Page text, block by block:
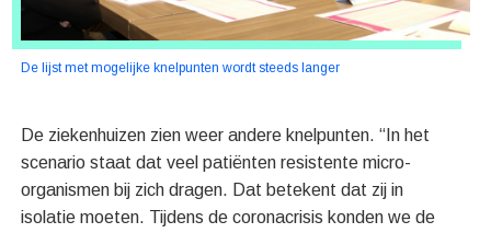
De lijst met mogelijke knelpunten wordt steeds langer
De ziekenhuizen zien weer andere knelpunten. “In het
scenario staat dat veel patiënten resistente micro-
organismen bij zich dragen. Dat betekent dat zij in
isolatie moeten. Tijdens de coronacrisis konden we de